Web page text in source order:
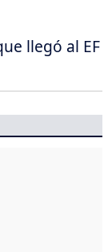
llegó al EF